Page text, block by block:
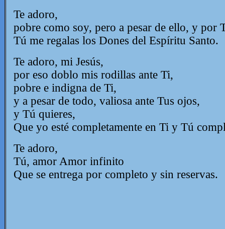
Te adoro,
pobre como soy, pero a pesar de ello, y por
Tú me regalas los Dones del Espíritu Santo.
Te adoro, mi Jesús,
por eso doblo mis rodillas ante Ti,
pobre e indigna de Ti,
y a pesar de todo, valiosa ante Tus ojos,
y Tú quieres,
Que yo esté completamente en Ti y Tú
Te adoro,
Tú, amor Amor infinito
Que se entrega por completo y sin reservas.